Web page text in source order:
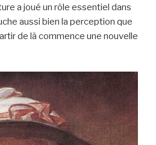
a joué un rôle essentiel dans
aussi bien la perception que
de là commence une nouvelle